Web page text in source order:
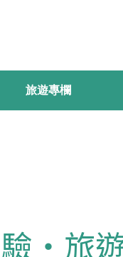
旅遊專欄
・旅